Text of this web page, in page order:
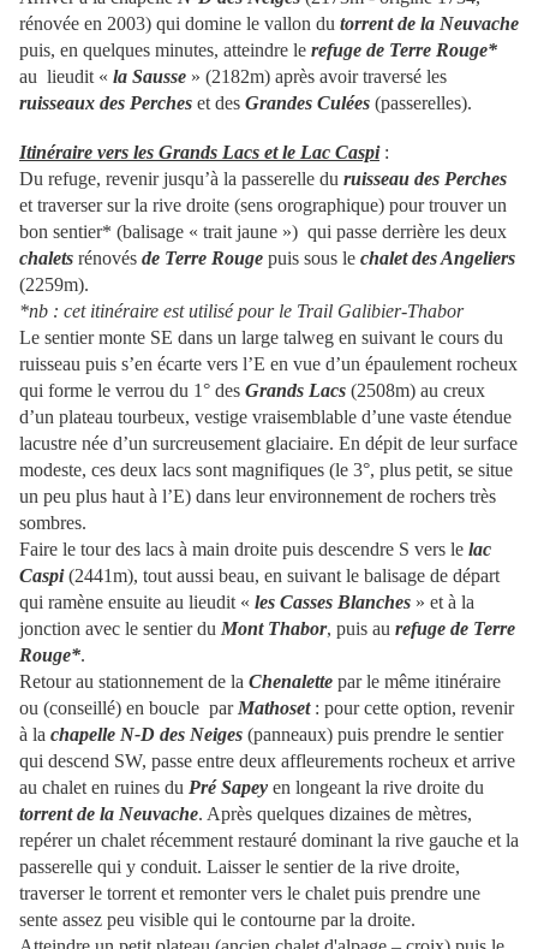
rénovée en 2003) qui domine le vallon du torrent de la Neuvache
puis, en quelques minutes, atteindre le refuge de Terre Rouge*
au lieudit « la Sausse » (2182m) après avoir traversé les
ruisseaux des Perches et des Grandes Culées (passerelles).
Itinéraire vers les Grands Lacs et le Lac Caspi:
Du refuge, revenir jusqu’à la passerelle du ruisseau des Perches
et traverser sur la rive droite (sens orographique) pour trouver un
bon sentier* (balisage « trait jaune ») qui passe derrière les deux
chalets rénovés de Terre Rouge puis sous le chalet des Angeliers
(2259m).
*nb : cet itinéraire est utilisé pour le Trail Galibier-Thabor
Le sentier monte SE dans un large talweg en suivant le cours du
ruisseau puis s’en écarte vers l’E en vue d’un épaulement rocheux
qui forme le verrou du 1° des Grands Lacs (2508m) au creux
d’un plateau tourbeux, vestige vraisemblable d’une vaste étendue
lacustre née d’un surcreusement glaciaire. En dépit de leur surface
modeste, ces deux lacs sont magnifiques (le 3°, plus petit, se situe
un peu plus haut à l’E) dans leur environnement de rochers très
sombres.
Faire le tour des lacs à main droite puis descendre S vers le lac
Caspi(2441m), tout aussi beau, en suivant le balisage de départ
qui ramène ensuite au lieudit « les Casses Blanches » et à la
jonction avec le sentier du Mont Thabor, puis au refuge de Terre
Rouge*.
Retour au stationnement de la Chenalette par le même itinéraire
ou (conseillé) en boucle par Mathoset: pour cette option, revenir
à la chapelle N-D des Neiges (panneaux) puis prendre le sentier
qui descend SW, passe entre deux affleurements rocheux et arrive
au chalet en ruines du Pré Sapey en longeant la rive droite du
torrent de la Neuvache. Après quelques dizaines de mètres,
repérer un chalet récemment restauré dominant la rive gauche et la
passerelle qui y conduit. Laisser le sentier de la rive droite,
traverser le torrent et remonter vers le chalet puis prendre une
sente assez peu visible qui le contourne par la droite.